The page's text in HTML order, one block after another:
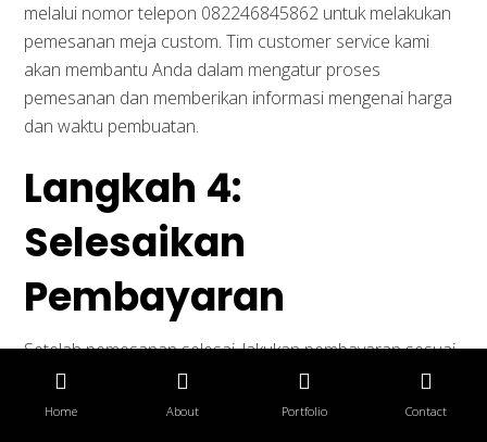
melalui nomor telepon 082246845862 untuk melakukan
pemesanan meja custom. Tim customer service kami
akan membantu Anda dalam mengatur proses
pemesanan dan memberikan informasi mengenai harga
dan waktu pembuatan.
Langkah 4:
Selesaikan
Pembayaran
Setelah pemesanan selesai, lakukan pembayaran sesuai
dengan instruksi yang diberikan oleh pihak kami. Anda
dapat menggunakan berbagai metode pembayaran,
Layanan Konsumen
Cara Pemesanan
Cara Belanja
Konsultasi
Promo
Home About Portfolio Contact